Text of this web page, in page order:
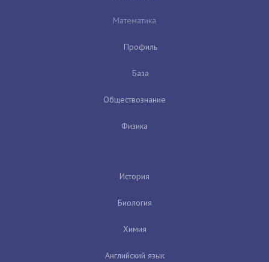
Математика
Профиль
База
Обществознание
Физика
История
Биология
Химия
Английский язык